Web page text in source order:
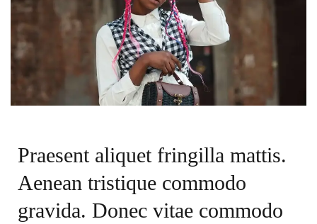
Praesent aliquet fringilla mattis.
Aenean tristique commodo
gravida. Donec vitae commodo